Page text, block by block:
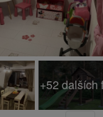
+52 dalších